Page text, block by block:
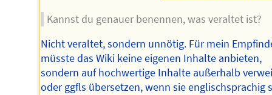
Kannst du genauer benennen, was veraltet ist?
Nicht veraltet, sondern unnötig. Für mein
müsste das Wiki keine eigenen Inhalte anbieten,
sondern auf hochwertige Inhalte außerhalb
oder ggfls übersetzen, wenn sie englischsprachig